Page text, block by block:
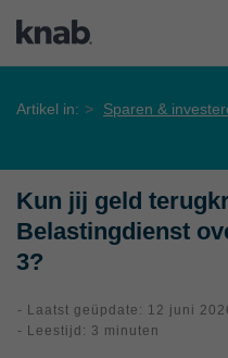
Artikel in: Sparen &
Kun jij geld
Belastingdienst
3?
- Laatst geüpdate: 12 juni
- Leestijd: 3 minuten